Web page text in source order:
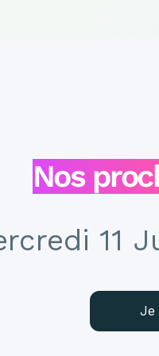
Nos
11
Je